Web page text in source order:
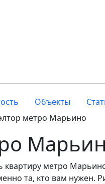
Объекты
метро Марьино
квартиру метро
та, кто вам нужен.